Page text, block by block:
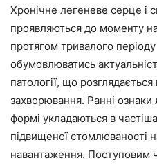
Хронічне легеневе серце і
проявляються до моменту
протягом тривалого
обумовлюватись
патології, що
захворювання. Ранні ознаки
формі укладаються в
підвищеної стомлюваності
навантаження. Поступовим